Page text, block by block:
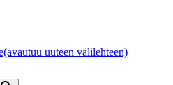
(avautuu uuteen välilehteen)